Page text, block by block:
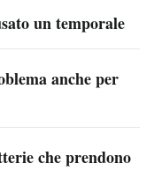
un temporale
anche per
che prendono